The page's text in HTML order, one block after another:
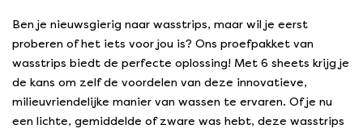
Ben je nieuwsgierig naar wasstrips, maar wil je eerst
proberen of het iets voor jou is? Ons proefpakket van
wasstrips biedt de perfecte oplossing! Met 6 sheets krijg je
de kans om zelf de voordelen van deze innovatieve,
milieuvriendelijke manier van wassen te ervaren. Of je nu
een lichte, gemiddelde of zware was hebt, deze wasstrips